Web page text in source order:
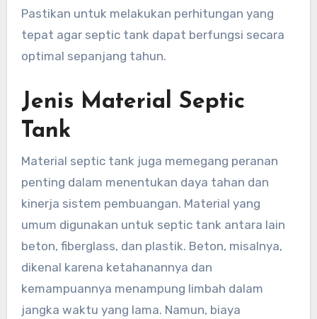
Pastikan untuk melakukan perhitungan yang
tepat agar septic tank dapat berfungsi secara
optimal sepanjang tahun.
Jenis Material Septic
Tank
Material septic tank juga memegang peranan
penting dalam menentukan daya tahan dan
kinerja sistem pembuangan. Material yang
umum digunakan untuk septic tank antara lain
beton, fiberglass, dan plastik. Beton, misalnya,
dikenal karena ketahanannya dan
kemampuannya menampung limbah dalam
jangka waktu yang lama. Namun, biaya